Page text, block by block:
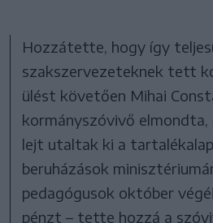
Hozzátette, hogy így
szakszervezeteknek tett
ülést követően Mihai
kormányszóvivő elmondta,
lejt utaltak ki a
beruházások
pedagógusok október
pénzt – tette hozzá a